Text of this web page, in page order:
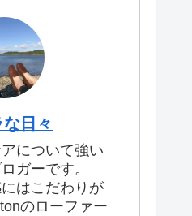
な日々
について強い
ガーです。
はこだわりが
のローファー